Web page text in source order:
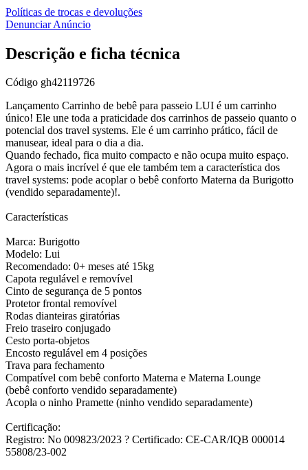
Políticas de trocas e devoluções
Denunciar Anúncio
Descrição e ficha técnica
Código gh42119726
Lançamento Carrinho de bebê para passeio LUI é um carrinho
único! Ele une toda a praticidade dos carrinhos de passeio quanto o
potencial dos travel systems. Ele é um carrinho prático, fácil de
manusear, ideal para o dia a dia.
Quando fechado, fica muito compacto e não ocupa muito espaço.
Agora o mais incrível é que ele também tem a característica dos
travel systems: pode acoplar o bebê conforto Materna da Burigotto
(vendido separadamente)!.
Características
Marca: Burigotto
Modelo: Lui
Recomendado: 0+ meses até 15kg
Capota regulável e removível
Cinto de segurança de 5 pontos
Protetor frontal removível
Rodas dianteiras giratórias
Freio traseiro conjugado
Cesto porta-objetos
Encosto regulável em 4 posições
Trava para fechamento
Compatível com bebê conforto Materna e Materna Lounge
(bebê conforto vendido separadamente)
Acopla o ninho Pramette (ninho vendido separadamente)
Certificação:
Registro: No 009823/2023 ? Certificado: CE-CAR/IQB 000014
55808/23-002